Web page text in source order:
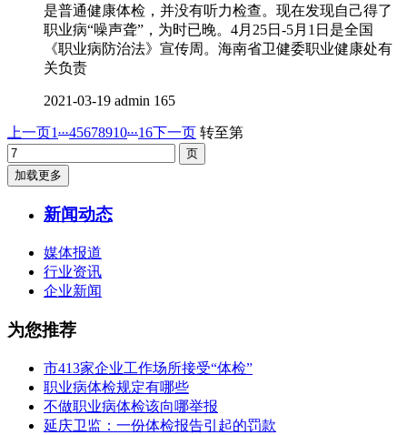
是普通健康体检，并没有听力检查。现在发现自己得了
职业病“噪声聋”，为时已晚。4月25日-5月1日是全国
《职业病防治法》宣传周。海南省卫健委职业健康处有
关负责
2021-03-19 admin 165
上一页1...45678910...16下一页 转至第
加载更多
新闻动态
媒体报道
行业资讯
企业新闻
为您推荐
市413家企业工作场所接受“体检”
职业病体检规定有哪些
不做职业病体检该向哪举报
延庆卫监：一份体检报告引起的罚款